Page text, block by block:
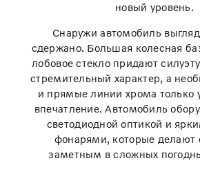
новый уровень.
Снаружи автомобиль
сдержано. Большая колесная
лобовое стекло придают
стремительный характер, а
и прямые линии хрома только
впечатление. Автомобиль
светодиодной оптикой и
фонарями, которые делают
заметным в сложных